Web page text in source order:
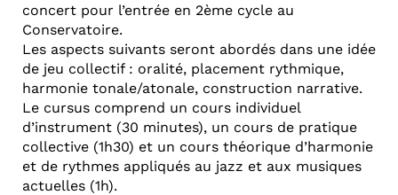
concert pour l’entrée en 2ème cycle au
Conservatoire.
Les aspects suivants seront abordés dans une idée
de jeu collectif : oralité, placement rythmique,
harmonie tonale/atonale, construction narrative.
Le cursus comprend un cours individuel
d’instrument (30 minutes), un cours de pratique
collective (1h30) et un cours théorique d’harmonie
et de rythmes appliqués au jazz et aux musiques
actuelles (1h).